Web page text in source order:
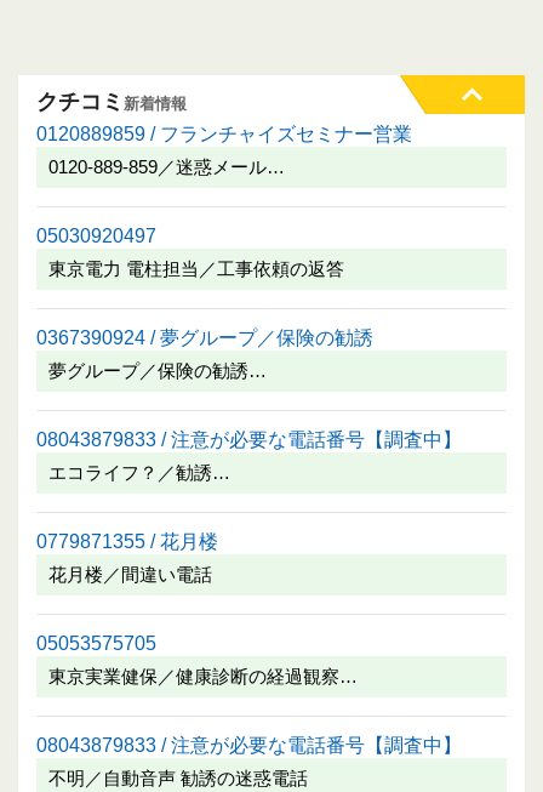
クチコミ 新着情報
0120889859 / フランチャイズセミナー営業
0120-889-859／迷惑メール…
05030920497
東京電力 電柱担当／工事依頼の返答
0367390924 / 夢グループ／保険の勧誘
夢グループ／保険の勧誘…
08043879833 / 注意が必要な電話番号【調査中】
エコライフ？／勧誘…
0779871355 / 花月楼
花月楼／間違い電話
05053575705
東京実業健保／健康診断の経過観察…
08043879833 / 注意が必要な電話番号【調査中】
不明／自動音声 勧誘の迷惑電話